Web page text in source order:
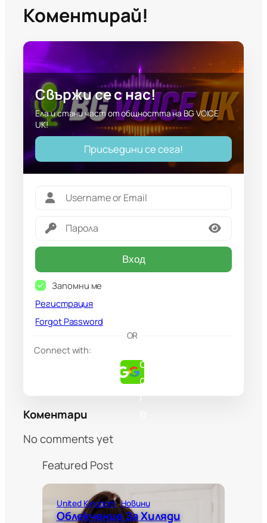
Коментирай!
Свържи се с нас!
Ела и стани част от общността на BG VOICE
UK!
Присъедини се сега!
Вход
Запомни ме
Регистрация
Forgot Password
OR
Connect with:
o
g
Коментари
No comments yet
Featured Post
United Kingdom Новини
Облекчение За Хиляди